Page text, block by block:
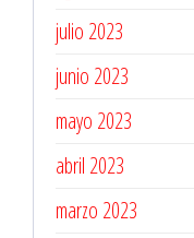
julio 2023
junio 2023
mayo 2023
abril 2023
marzo 2023